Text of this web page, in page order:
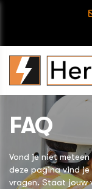
FAQ
Vond je niet
deze pagina vind
vragen. Staat jouw